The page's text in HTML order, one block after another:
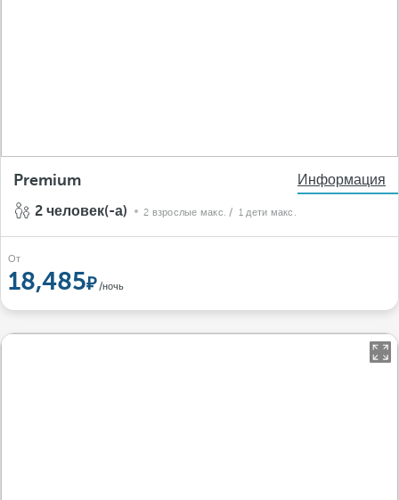
Premium
Информация
2 человек(-а)
2 взрослые макс. / 1 дети макс.
От
18,485 /ночь